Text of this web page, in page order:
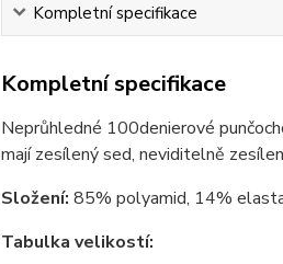
Kompletní specifikace
Kompletní specifikace
Neprůhledné 100denierové
mají zesílený sed, neviditelně
Složení: 85% polyamid, 14%
Tabulka velikostí: